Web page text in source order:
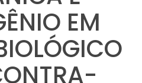
EM